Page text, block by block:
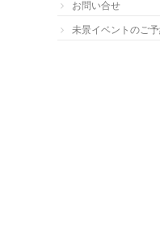
お問い合せ
未景イベントのご